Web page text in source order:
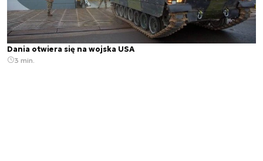
Dania otwiera się na wojska USA
3 min.